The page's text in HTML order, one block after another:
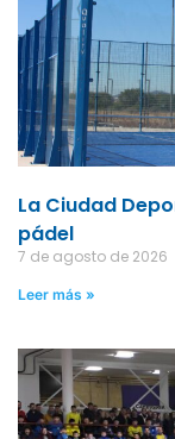
La Ciudad
pádel
7 de agosto de 2026
Leer más »